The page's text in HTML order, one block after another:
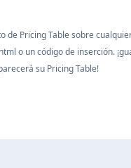
de Pricing Table sobre
o un código de inserción.
su Pricing Table!